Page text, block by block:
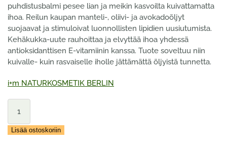
puhdistusbalmi pesee lian ja meikin kasvoilta kuivattamatta
ihoa. Reilun kaupan manteli-, oliivi- ja avokadoöljyt
suojaavat ja stimuloivat luonnollisten lipidien uusiutumista.
Kehäkukka-uute rauhoittaa ja elvyttää ihoa yhdessä
antioksidanttisen E-vitamiinin kanssa. Tuote soveltuu niin
kuivalle- kuin rasvaiselle iholle jättämättä öljyistä tunnetta.
i+m NATURKOSMETIK BERLIN
Demanding
Skin
Gel
Lisää ostoskoriin